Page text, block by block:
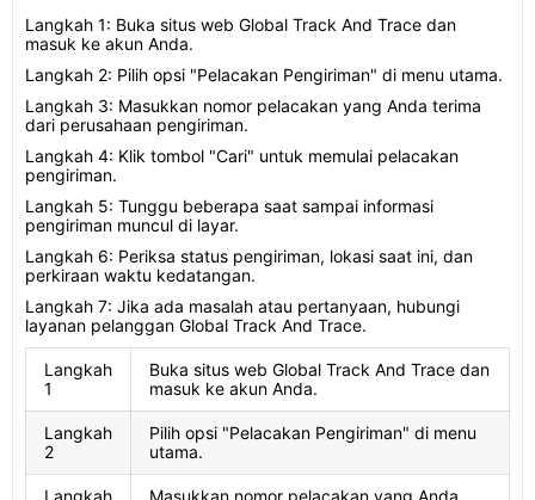
Langkah 1: Buka situs web Global Track And Trace dan
masuk ke akun Anda.
Langkah 2: Pilih opsi "Pelacakan Pengiriman" di menu utama.
Langkah 3: Masukkan nomor pelacakan yang Anda terima
dari perusahaan pengiriman.
Langkah 4: Klik tombol "Cari" untuk memulai pelacakan
pengiriman.
Langkah 5: Tunggu beberapa saat sampai informasi
pengiriman muncul di layar.
Langkah 6: Periksa status pengiriman, lokasi saat ini, dan
perkiraan waktu kedatangan.
Langkah 7: Jika ada masalah atau pertanyaan, hubungi
layanan pelanggan Global Track And Trace.
Langkah
1
Buka situs web Global Track And Trace dan
masuk ke akun Anda.
Langkah
2
Pilih opsi "Pelacakan Pengiriman" di menu
utama.
Langkah
Masukkan nomor pelacakan yang Anda